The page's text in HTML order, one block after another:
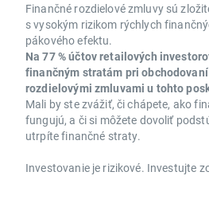
Finančné rozdielové zmluvy sú
s vysokým rizikom rýchlych
pákového efektu.
Na 77 % účtov retailových
finančným stratám pri
rozdielovými zmluvami u tohto
Mali by ste zvážiť, či chápete, ako
fungujú, a či si môžete dovoliť
utrpíte finančné straty.
Investovanie je rizikové. Investujte